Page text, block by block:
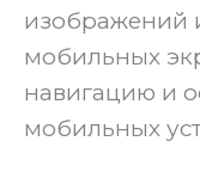
изображений
мобильных
навигацию и
мобильных